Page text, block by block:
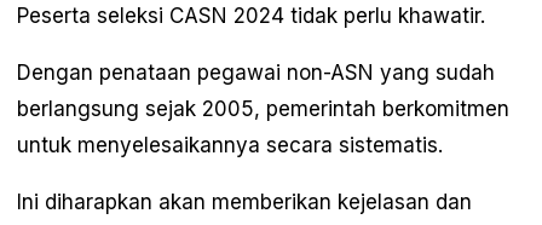
Peserta seleksi CASN 2024 tidak perlu khawatir.
Dengan penataan pegawai non-ASN yang sudah
berlangsung sejak 2005, pemerintah berkomitmen
untuk menyelesaikannya secara sistematis.
Ini diharapkan akan memberikan kejelasan dan